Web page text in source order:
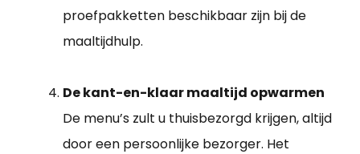
proefpakketten beschikbaar zijn bij de
maaltijdhulp.
De kant-en-klaar maaltijd opwarmen
De menu’s zult u thuisbezorgd krijgen, altijd
door een persoonlijke bezorger. Het